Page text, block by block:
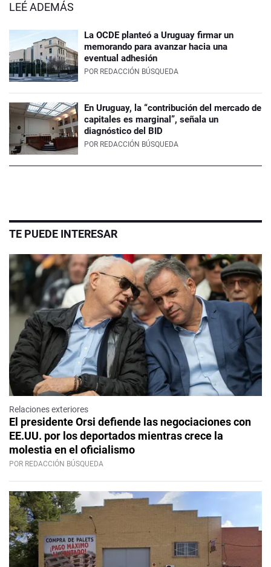
LEÉ ADEMÁS
La OCDE planteó a Uruguay firmar un
memorando para avanzar hacia una
eventual adhesión
POR REDACCIÓN BÚSQUEDA
En Uruguay, la “contribución del mercado de
capitales es marginal”, señala un
diagnóstico del BID
POR REDACCIÓN BÚSQUEDA
TE PUEDE INTERESAR
Relaciones exteriores
El presidente Orsi defiende las negociaciones con
EE.UU. por los deportados mientras crece la
molestia en el oficialismo
POR REDACCIÓN BÚSQUEDA